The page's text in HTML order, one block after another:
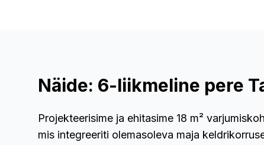
Näide: 6-liikmeline pere
Projekteerisime ja ehitasime 18 m²
mis integreeriti olemasoleva maja